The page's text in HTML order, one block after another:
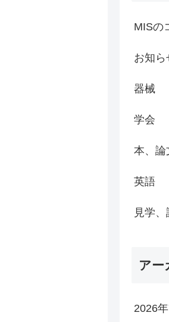
MISの
お知ら
器械
学会
本、論
英語
見学
アー
2026年